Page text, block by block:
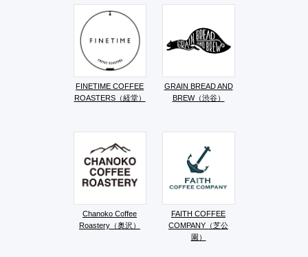
FINETIME COFFEE
ROASTERS（経堂）
GRAIN BREAD AND
BREW（渋谷）
Chanoko Coffee
Roastery（奥沢）
FAITH COFFEE
COMPANY（芝公
園）